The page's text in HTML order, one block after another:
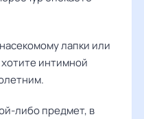
лапки или
интимной
либо предмет, в